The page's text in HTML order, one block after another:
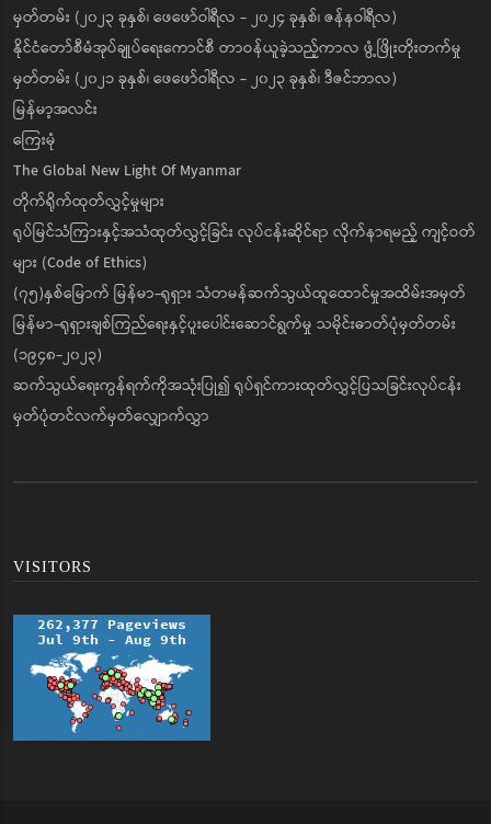
မှတ်တမ်း (၂၀၂၃ ခုနှစ်၊ ဖေဖော်ဝါရီလ - ၂၀၂၄ ခုနှစ်၊ ဇန်နဝါရီလ)
နိုင်ငံတော်စီမံအုပ်ချုပ်ရေးကောင်စီ တာဝန်ယူခဲ့သည့်ကာလ ဖွံ့ဖြိုးတိုးတက်မှု
မှတ်တမ်း (၂၀၂၁ ခုနှစ်၊ ဖေဖော်ဝါရီလ - ၂၀၂၃ ခုနှစ်၊ ဒီဇင်ဘာလ)
မြန်မာ့အလင်း
ကြေးမုံ
The Global New Light Of Myanmar
တိုက်ရိုက်ထုတ်လွှင့်မှုများ
ရုပ်မြင်သံကြားနှင့်အသံထုတ်လွှင့်ခြင်း လုပ်ငန်းဆိုင်ရာ လိုက်နာရမည့် ကျင့်ဝတ်
များ (Code of Ethics)
(၇၅)နှစ်မြောက် မြန်မာ-ရုရှား သံတမန်ဆက်သွယ်ထူထောင်မှုအထိမ်းအမှတ်
မြန်မာ-ရုရှားချစ်ကြည်ရေးနှင့်ပူးပေါင်းဆောင်ရွက်မှု သမိုင်းဓာတ်ပုံမှတ်တမ်း
(၁၉၄၈-၂၀၂၃)
ဆက်သွယ်ရေးကွန်ရက်ကိုအသုံးပြု၍ ရုပ်ရှင်ကားထုတ်လွှင့်ပြသခြင်းလုပ်ငန်း
မှတ်ပုံတင်လက်မှတ်လျှောက်လွှာ
VISITORS